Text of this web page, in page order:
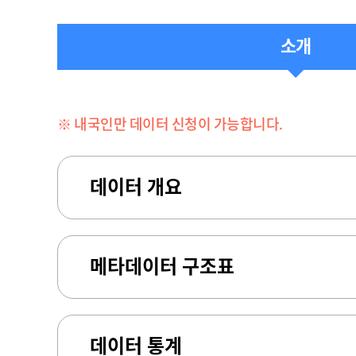
소개
※ 내국인만 데이터 신청이 가능합니다.
데이터 개요
메타데이터 구조표
데이터 통계